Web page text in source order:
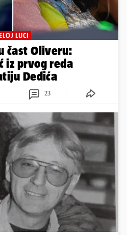
LUCI
čast Oliveru:
iz prvog reda
Dedića
23